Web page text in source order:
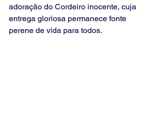
adoração do Cordeiro inocente, cuja
entrega gloriosa permanece fonte
perene de vida para todos.